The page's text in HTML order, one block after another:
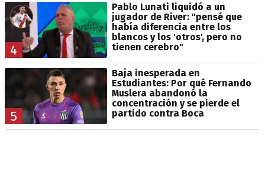
4
Pablo Lunati liquidó a un
jugador de River: "pensé que
había diferencia entre los
blancos y los 'otros', pero no
tienen cerebro"
5
Baja inesperada en
Estudiantes: Por qué Fernando
Muslera abandonó la
concentración y se pierde el
partido contra Boca